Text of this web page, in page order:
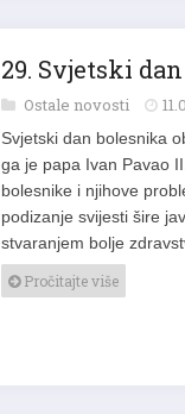
29. Svjetski
Ostale novosti
Svjetski dan bolesnika
ga je papa Ivan Pavao
bolesnike i njihove
podizanje svijesti šire
stvaranjem bolje
Pročitajte više